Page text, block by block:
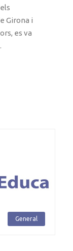
Girona i
es va
General